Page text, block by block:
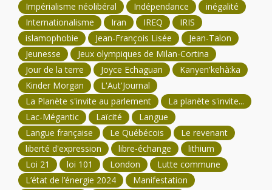
Impérialisme néolibéral
Indépendance
inégalité
Internationalisme
Iran IREQ
IRIS
islamophobie
Jean-François Lisée
Jean-Talon
Jeunesse
Jeux olympiques de Milan-Cortina
Jour de la terre
Joyce Echaguan
Kanyen'kehà:ka
Kinder Morgan
L'Aut'Journal
La Planète s'invite au parlement
La planète s'invite...
Lac-Mégantic
Laïcité
Langue
Langue française
Le Québécois
Le revenant
liberté d'expression
libre-échange
lithium
Loi 21
loi 101 London
Lutte commune
L’état de l’énergie 2024
Manifestation